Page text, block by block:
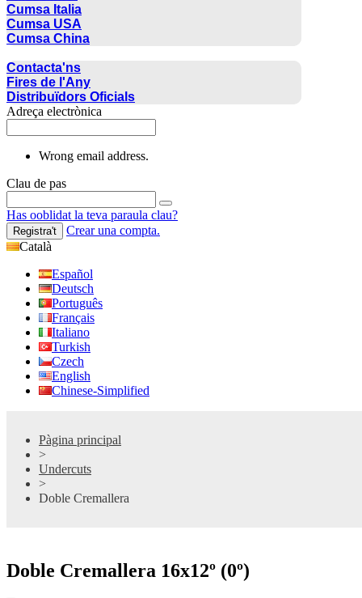
Cumsa Italia
Cumsa USA
Cumsa China
Contacta'ns
Fires de l'Any
Distribuïdors Oficials
Adreça electrònica
Wrong email address.
Clau de pas
Has ooblidat la teva paraula clau?
Registra't
Crear una compta.
Català
Español
Deutsch
Português
Français
Italiano
Turkish
Czech
English
Chinese-Simplified
Pàgina principal
>
Undercuts
>
Doble Cremallera
Doble Cremallera 16x12º (0º)